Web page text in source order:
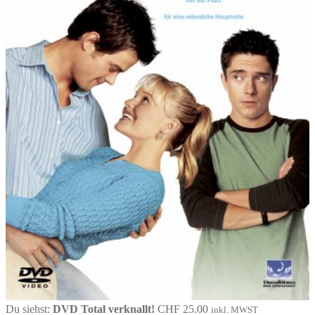
Du siehst: DVD Total verknallt! CHF 25.00 inkl. MWST